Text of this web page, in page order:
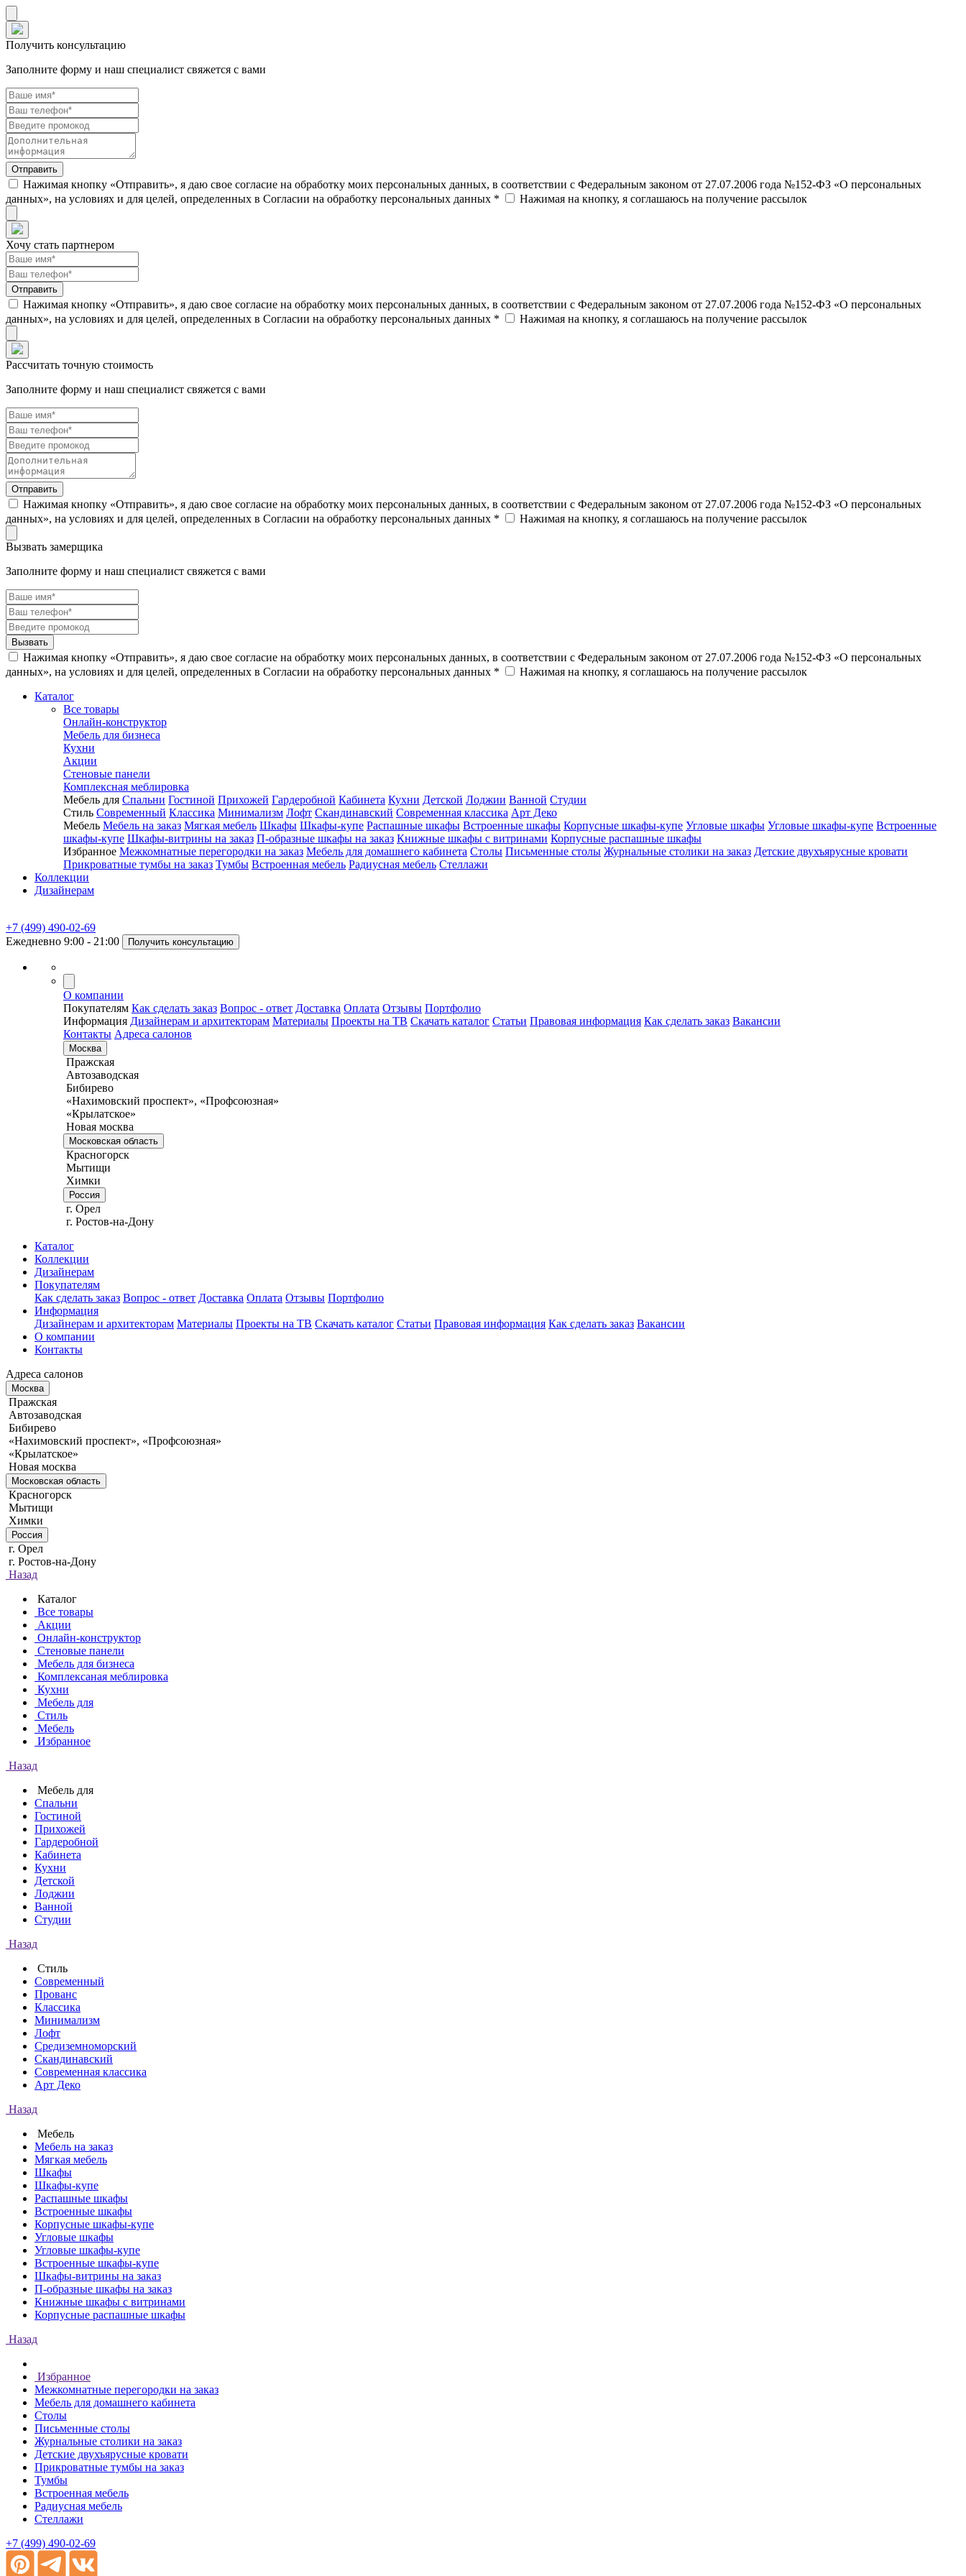
Получить консультацию
Заполните форму и наш специалист свяжется с вами
Нажимая кнопку «Отправить», я даю свое согласие на обработку моих персональных данных, в соответствии с Федеральным законом от 27.07.2006 года №152-ФЗ «О персональных
данных», на условиях и для целей, определенных в Согласии на обработку персональных данных *
Нажимая на кнопку, я соглашаюсь на получение рассылок
Хочу стать партнером
Нажимая кнопку «Отправить», я даю свое согласие на обработку моих персональных данных, в соответствии с Федеральным законом от 27.07.2006 года №152-ФЗ «О персональных
данных», на условиях и для целей, определенных в Согласии на обработку персональных данных *
Нажимая на кнопку, я соглашаюсь на получение рассылок
Рассчитать точную стоимость
Заполните форму и наш специалист свяжется с вами
Нажимая кнопку «Отправить», я даю свое согласие на обработку моих персональных данных, в соответствии с Федеральным законом от 27.07.2006 года №152-ФЗ «О персональных
данных», на условиях и для целей, определенных в Согласии на обработку персональных данных *
Нажимая на кнопку, я соглашаюсь на получение рассылок
Вызвать замерщика
Заполните форму и наш специалист свяжется с вами
Нажимая кнопку «Отправить», я даю свое согласие на обработку моих персональных данных, в соответствии с Федеральным законом от 27.07.2006 года №152-ФЗ «О персональных
данных», на условиях и для целей, определенных в Согласии на обработку персональных данных *
Нажимая на кнопку, я соглашаюсь на получение рассылок
Каталог
Все товары
Онлайн-конструктор
Мебель для бизнеса
Кухни
Акции
Стеновые панели
Комплексная меблировка
Мебель для Спальни Гостиной Прихожей Гардеробной Кабинета Кухни Детской Лоджии Ванной Студии
Стиль Современный Классика Минимализм Лофт Скандинавский Современная классика Арт Деко
Мебель Мебель на заказ Мягкая мебель Шкафы Шкафы-купе Распашные шкафы Встроенные шкафы Корпусные шкафы-купе Угловые шкафы Угловые шкафы-купе Встроенные
шкафы-купе Шкафы-витрины на заказ П-образные шкафы на заказ Книжные шкафы с витринами Корпусные распашные шкафы
Избранное Межкомнатные перегородки на заказ Мебель для домашнего кабинета Столы Письменные столы Журнальные столики на заказ Детские двухъярусные кровати
Прикроватные тумбы на заказ Тумбы Встроенная мебель Радиусная мебель Стеллажи
Коллекции
Дизайнерам
+7 (499) 490-02-69
Ежедневно 9:00 - 21:00
Получить консультацию
О компании
Покупателям Как сделать заказ Вопрос - ответ Доставка Оплата Отзывы Портфолио
Информация Дизайнерам и архитекторам Материалы Проекты на ТВ Скачать каталог Статьи Правовая информация Как сделать заказ Вакансии
Контакты Адреса салонов
Москва
Пражская
Автозаводская
Бибирево
«Нахимовский проспект», «Профсоюзная»
«Крылатское»
Новая москва
Московская область
Красногорск
Мытищи
Химки
Россия
г. Орел
г. Ростов-на-Дону
Каталог
Коллекции
Дизайнерам
Покупателям
Как сделать заказ Вопрос - ответ Доставка Оплата Отзывы Портфолио
Информация
Дизайнерам и архитекторам Материалы Проекты на ТВ Скачать каталог Статьи Правовая информация Как сделать заказ Вакансии
О компании
Контакты
Адреса салонов
Москва
Пражская
Автозаводская
Бибирево
«Нахимовский проспект», «Профсоюзная»
«Крылатское»
Новая москва
Московская область
Красногорск
Мытищи
Химки
Россия
г. Орел
г. Ростов-на-Дону
Назад
Каталог
Все товары
Акции
Онлайн-конструктор
Стеновые панели
Мебель для бизнеса
Комплексаная меблировка
Кухни
Мебель для
Стиль
Мебель
Избранное
Назад
Мебель для
Спальни
Гостиной
Прихожей
Гардеробной
Кабинета
Кухни
Детской
Лоджии
Ванной
Студии
Назад
Стиль
Современный
Прованс
Классика
Минимализм
Лофт
Средиземноморский
Скандинавский
Современная классика
Арт Деко
Назад
Мебель
Мебель на заказ
Мягкая мебель
Шкафы
Шкафы-купе
Распашные шкафы
Встроенные шкафы
Корпусные шкафы-купе
Угловые шкафы
Угловые шкафы-купе
Встроенные шкафы-купе
Шкафы-витрины на заказ
П-образные шкафы на заказ
Книжные шкафы с витринами
Корпусные распашные шкафы
Назад
Избранное
Межкомнатные перегородки на заказ
Мебель для домашнего кабинета
Столы
Письменные столы
Журнальные столики на заказ
Детские двухъярусные кровати
Прикроватные тумбы на заказ
Тумбы
Встроенная мебель
Радиусная мебель
Стеллажи
+7 (499) 490-02-69